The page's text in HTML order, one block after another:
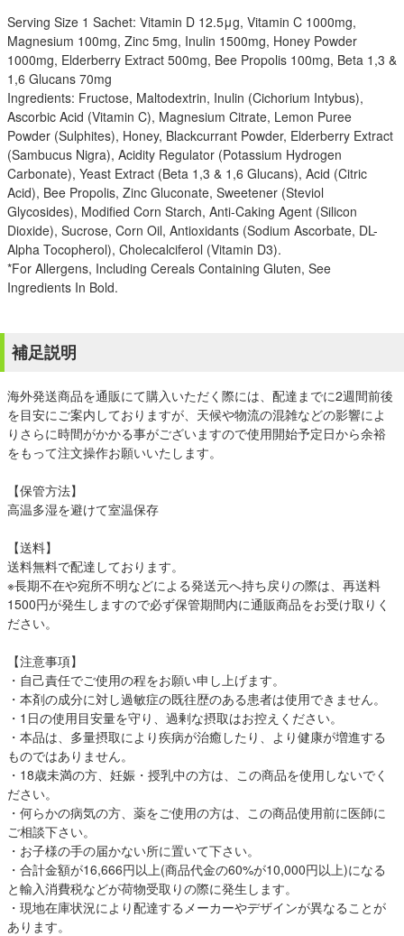
Serving Size 1 Sachet: Vitamin D 12.5μg, Vitamin C 1000mg,
Magnesium 100mg, Zinc 5mg, Inulin 1500mg, Honey Powder
1000mg, Elderberry Extract 500mg, Bee Propolis 100mg, Beta 1,3 &
1,6 Glucans 70mg
Ingredients: Fructose, Maltodextrin, Inulin (Cichorium Intybus),
Ascorbic Acid (Vitamin C), Magnesium Citrate, Lemon Puree
Powder (Sulphites), Honey, Blackcurrant Powder, Elderberry Extract
(Sambucus Nigra), Acidity Regulator (Potassium Hydrogen
Carbonate), Yeast Extract (Beta 1,3 & 1,6 Glucans), Acid (Citric
Acid), Bee Propolis, Zinc Gluconate, Sweetener (Steviol
Glycosides), Modified Corn Starch, Anti-Caking Agent (Silicon
Dioxide), Sucrose, Corn Oil, Antioxidants (Sodium Ascorbate, DL-
Alpha Tocopherol), Cholecalciferol (Vitamin D3).
*For Allergens, Including Cereals Containing Gluten, See
Ingredients In Bold.
補足説明
海外発送商品を通販にて購入いただく際には、配達までに2週間前後
を目安にご案内しておりますが、天候や物流の混雑などの影響によ
りさらに時間がかかる事がございますので使用開始予定日から余裕
をもって注文操作お願いいたします。
【保管方法】
高温多湿を避けて室温保存
【送料】
送料無料で配達しております。
※長期不在や宛所不明などによる発送元へ持ち戻りの際は、再送料
1500円が発生しますので必ず保管期間内に通販商品をお受け取りく
ださい。
【注意事項】
・自己責任でご使用の程をお願い申し上げます。
・本剤の成分に対し過敏症の既往歴のある患者は使用できません。
・1日の使用目安量を守り、過剰な摂取はお控えください。
・本品は、多量摂取により疾病が治癒したり、より健康が増進する
ものではありません。
・18歳未満の方、妊娠・授乳中の方は、この商品を使用しないでく
ださい。
・何らかの病気の方、薬をご使用の方は、この商品使用前に医師に
ご相談下さい。
・お子様の手の届かない所に置いて下さい。
・合計金額が16,666円以上(商品代金の60%が10,000円以上)になる
と輸入消費税などが荷物受取りの際に発生します。
・現地在庫状況により配達するメーカーやデザインが異なることが
あります。